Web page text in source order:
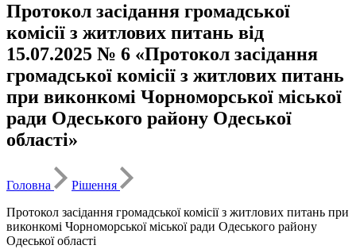
Протокол засідання громадської
комісії з житлових питань від
15.07.2025 № 6 «Протокол засідання
громадської комісії з житлових питань
при виконкомі Чорноморської міської
ради Одеського району Одеської
області»
Головна
Рішення
Протокол засідання громадської комісії з житлових питань при
виконкомі Чорноморської міської ради Одеського району
Одеської області